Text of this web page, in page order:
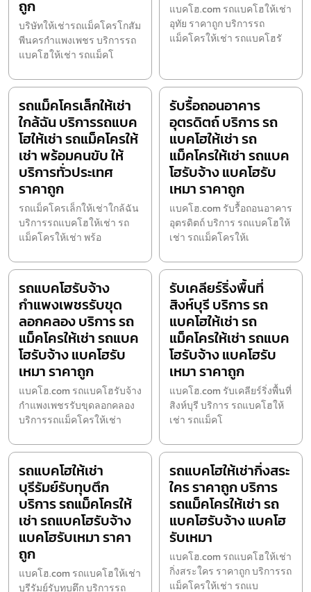
ถูก
บริษัทให้เช่ารถแม็คโครโกสัม
พีนครกำแพงเพชร บริการรถ
แบคโฮให้เช่า รถแม็คโ
แบคโฮ.com รถแบคโฮให้เช่า
อุทัย ราคาถูก บริการรถ
แม็คโครให้เช่า รถแบคโฮรั
รถแม็คโครเล็กให้เช่า
ใกล้ฉัน บริการรถแบค
โฮให้เช่า รถแม็คโครให้
เช่า พร้อมคนขับ ให้
บริการทั่วประเทศ
ราคาถูก
รถแม็คโครเล็กให้เช่าใกล้ฉัน
บริการรถแบคโฮให้เช่า รถ
แม็คโครให้เช่า พร้อ
รับรื้อถอนอาคาร
อุตรดิตถ์ บริการ รถ
แบคโฮให้เช่า รถ
แม็คโครให้เช่า รถแบค
โฮรับจ้าง แบคโฮรับ
เหมา ราคาถูก
แบคโฮ.com รับรื้อถอนอาคาร
อุตรดิตถ์ บริการ รถแบคโฮให้
เช่า รถแม็คโครให้เ
รถแบคโฮรับจ้าง
กำแพงเพชรรับขุด
ลอกคลอง บริการ รถ
แม็คโครให้เช่า รถแบค
โฮรับจ้าง แบคโฮรับ
เหมา ราคาถูก
แบคโฮ.com รถแบคโฮรับจ้าง
กำแพงเพชรรับขุดลอกคลอง
บริการรถแม็คโครให้เช่า
รับเคลียร์ริ่งพื้นที่
สิงห์บุรี บริการ รถ
แบคโฮให้เช่า รถ
แม็คโครให้เช่า รถแบค
โฮรับจ้าง แบคโฮรับ
เหมา ราคาถูก
แบคโฮ.com รับเคลียร์ริ่งพื้นที่
สิงห์บุรี บริการ รถแบคโฮให้
เช่า รถแม็คโ
รถแบคโฮให้เช่า
บุรีรัมย์รับทุบตึก
บริการ รถแม็คโครให้
เช่า รถแบคโฮรับจ้าง
แบคโฮรับเหมา ราคา
ถูก
แบคโฮ.com รถแบคโฮให้เช่า
บุรีรัมย์รับทุบตึก บริการรถ
รถแบคโฮให้เช่ากิ่งสระ
ใคร ราคาถูก บริการ
รถแม็คโครให้เช่า รถ
แบคโฮรับจ้าง แบคโฮ
รับเหมา
แบคโฮ.com รถแบคโฮให้เช่า
กิ่งสระใคร ราคาถูก บริการรถ
แม็คโครให้เช่า รถแบ